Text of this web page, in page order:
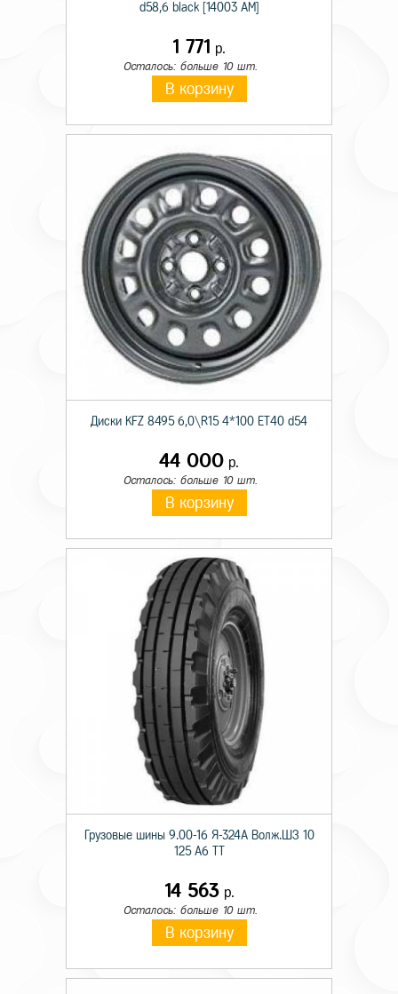
d58,6 black [14003 AM]
1 771 р.
Осталось: больше 10 шт.
В корзину
Диски KFZ 8495 6,0\R15 4*100 ET40 d54
44 000 р.
Осталось: больше 10 шт.
В корзину
Грузовые шины 9.00-16 Я-324А Волж.ШЗ 10
125 A6 TT
14 563р.
Осталось: больше 10 шт.
В корзину